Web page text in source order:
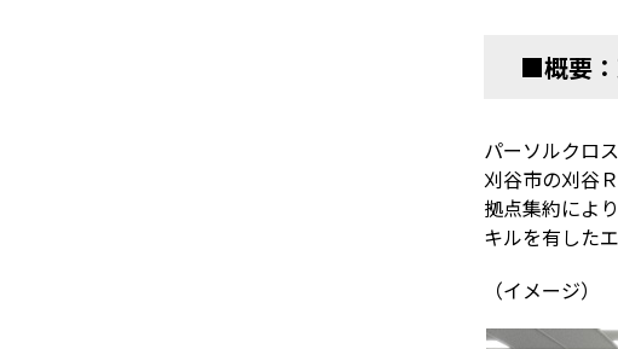
■概要
パーソルクロ
刈谷市の刈谷
拠点集約によ
キルを有した
（イメージ）